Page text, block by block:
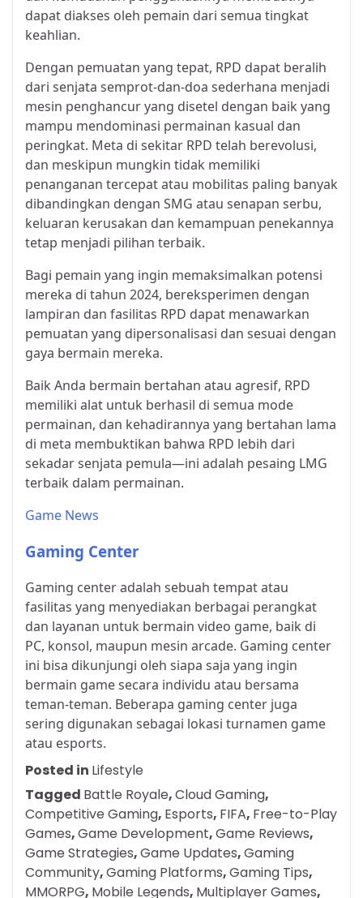
dapat diakses oleh pemain dari semua tingkat
keahlian.
Dengan pemuatan yang tepat, RPD dapat beralih
dari senjata semprot-dan-doa sederhana menjadi
mesin penghancur yang disetel dengan baik yang
mampu mendominasi permainan kasual dan
peringkat. Meta di sekitar RPD telah berevolusi,
dan meskipun mungkin tidak memiliki
penanganan tercepat atau mobilitas paling banyak
dibandingkan dengan SMG atau senapan serbu,
keluaran kerusakan dan kemampuan penekannya
tetap menjadi pilihan terbaik.
Bagi pemain yang ingin memaksimalkan potensi
mereka di tahun 2024, bereksperimen dengan
lampiran dan fasilitas RPD dapat menawarkan
pemuatan yang dipersonalisasi dan sesuai dengan
gaya bermain mereka.
Baik Anda bermain bertahan atau agresif, RPD
memiliki alat untuk berhasil di semua mode
permainan, dan kehadirannya yang bertahan lama
di meta membuktikan bahwa RPD lebih dari
sekadar senjata pemula—ini adalah pesaing LMG
terbaik dalam permainan.
Game News
Gaming Center
Gaming center adalah sebuah tempat atau
fasilitas yang menyediakan berbagai perangkat
dan layanan untuk bermain video game, baik di
PC, konsol, maupun mesin arcade. Gaming center
ini bisa dikunjungi oleh siapa saja yang ingin
bermain game secara individu atau bersama
teman-teman. Beberapa gaming center juga
sering digunakan sebagai lokasi turnamen game
atau esports.
Posted in Lifestyle
Tagged Battle Royale,Cloud Gaming,
Competitive Gaming, Esports, FIFA, Free-to-Play
Games,Game Development,Game Reviews,
Game Strategies,Game Updates,Gaming
Community,Gaming Platforms,Gaming Tips,
MMORPG, Mobile Legends, Multiplayer Games,